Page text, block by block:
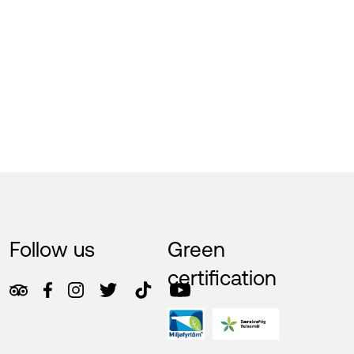
Follow us
Green
certification